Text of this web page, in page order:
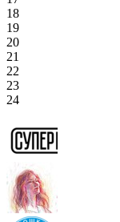
18
19
20
21
22
23
24